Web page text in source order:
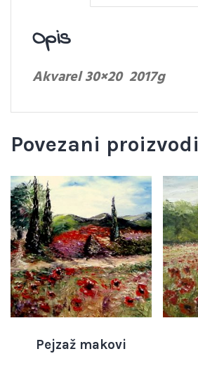
Opis
Akvarel 30×20 2017g
Povezani proizvodi
Pejzaž makovi